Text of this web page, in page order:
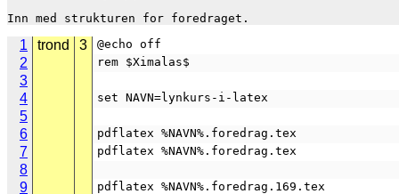
1 trond 3 @echo off
2 rem $Ximalas$
3
4
set NAVN=lynkurs-i-latex
5
6
pdflatex %NAVN%.foredrag.tex
7 pdflatex %NAVN%.foredrag.tex
8
9
pdflatex %NAVN%.foredrag.169.tex